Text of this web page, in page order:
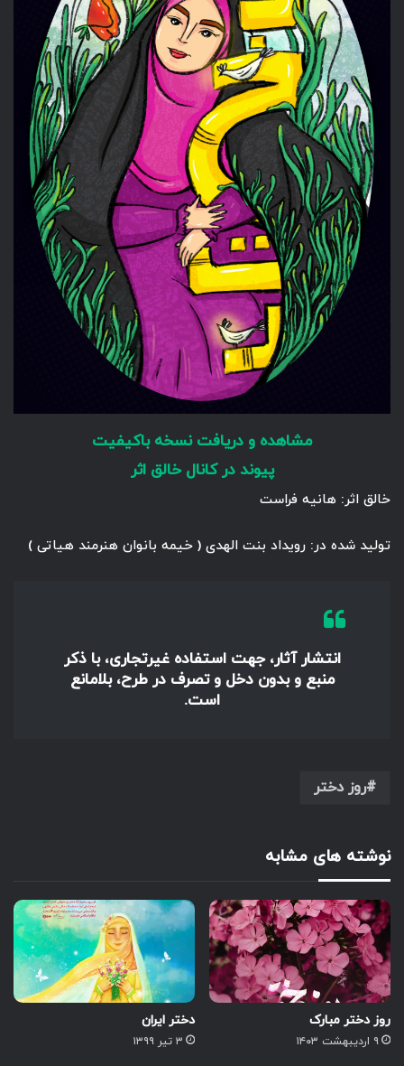
مشاهده و دریافت نسخه باکیفیت
پیوند در کانال خالق اثر
خالق اثر: هانیه فراست
تولید شده در: رویداد بنت الهدی ( خیمه بانوان هنرمند هیاتی )
انتشار آثار، جهت استفاده غیرتجاری، با ذکر
منبع و بدون دخل و تصرف در طرح، بلامانع
است.
روز دختر
نوشته های مشابه
روز دختر مبارک
۹ اردیبهشت ۱۴۰۳
دختر ایران
۳ تیر ۱۳۹۹